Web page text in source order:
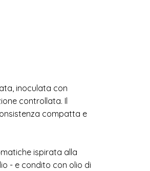
inoculata con
controllata. Il
compatta e
ispirata alla
- e condito con olio di